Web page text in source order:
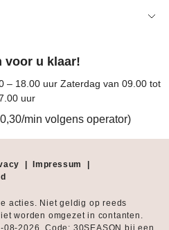
voor u klaar!
– 18.00 uur Zaterdag van 09.00 tot
uur
min volgens operator)
| Impressum
|
acties. Niet geldig op reeds
worden omgezet in contanten.
2026. Code: 30SEASON bij een